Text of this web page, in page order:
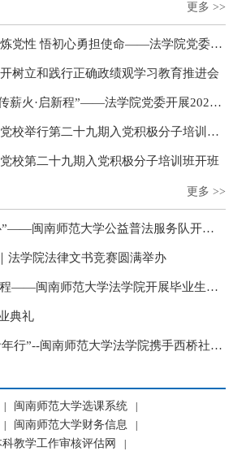
更多 >>
红船·聚焦｜承文脉淬炼党性 悟初心勇担使命——法学院党委开展庆祝建党105周年主题党日暨现场教学活动
树立和践行正确政绩观学习教育推进会
红船·聚焦｜“淬党性·传薪火·启新程”——法学院党委开展2026届毕业生党员教育“六个一”工程活动
红船·聚焦｜法学院分党校举行第二十九期入党积极分子培训班结业式
校第二十九期入党积极分子培训班开班
更多 >>
“护航成长，法润童心”——闽南师范大学公益普法服务队开展普法进学校系列活动
法学院法律文书竞赛圆满举办
淬党性薪火 启崭新征程——闽南师范大学法学院开展毕业生党员教育“六个一”工程
典礼
“家暴零容忍，普法青年行”--闽南师范大学法学院携手西桥社区开展主题普法志愿活动
闽南师范大学选课系统
闽南师范大学财务信息
科教学工作审核评估网